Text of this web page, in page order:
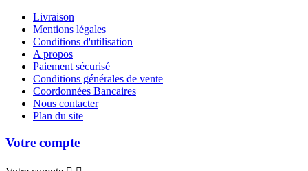
Livraison
Mentions légales
Conditions d'utilisation
A propos
Paiement sécurisé
Conditions générales de vente
Coordonnées Bancaires
Nous contacter
Plan du site
Votre compte